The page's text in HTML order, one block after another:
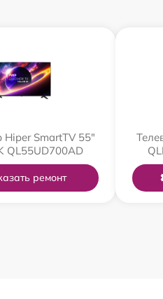
Hiper SmartTV 55"
QL55UD700AD
ремонт